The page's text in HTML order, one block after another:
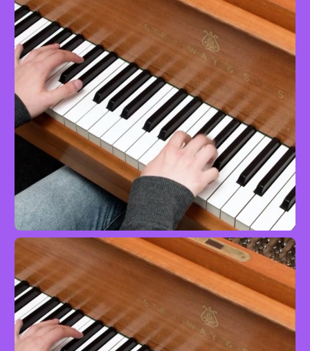
Prélude zur Oper ›Carmen‹
Klavier
mit Josefa Schmidt